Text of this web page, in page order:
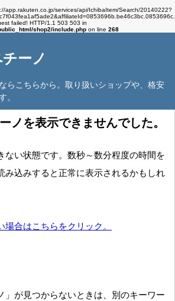
app.rakuten.co.jp/services/api/IchibaItem/Search/20140222?
failed! HTTP/1.1 503 503 in
shop2/include.php on line 268
ーノ
らこちらから。取り扱いショップや、格安
。
ノを表示できませんでした。
ない状態です。数秒～数分程度の時間を
み込みすると正常に表示されるかもしれ
合はこちらをクリック。
」が見つからないときは、別のキーワー